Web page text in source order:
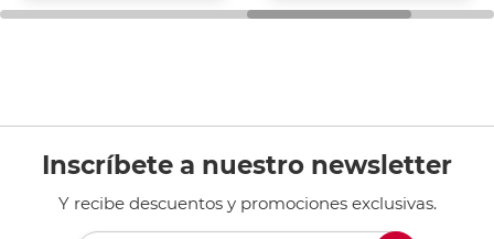
Inscríbete a nuestro newsletter
Y recibe descuentos y promociones exclusivas.